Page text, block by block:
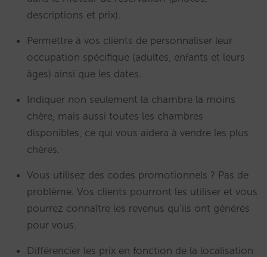
descriptions et prix).
Permettre à vos clients de personnaliser leur
occupation spécifique (adultes, enfants et leurs
âges) ainsi que les dates.
Indiquer non seulement la chambre la moins
chère, mais aussi toutes les chambres
disponibles, ce qui vous aidera à vendre les plus
chères.
Vous utilisez des codes promotionnels ? Pas de
problème. Vos clients pourront les utiliser et vous
pourrez connaître les revenus qu’ils ont générés
pour vous.
Différencier les prix en fonction de la localisation